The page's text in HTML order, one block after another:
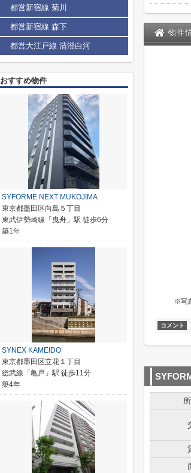
物件
※写
コメント
都営新宿線 菊川
都営新宿線 森下
都営大江戸線 清澄白河
おすすめ物件
SYFORME NEXT MUKOJIMA
東京都墨田区向島５丁目
東武伊勢崎線「曳舟」駅 徒歩6分
築1年
SYNEX KAMEIDO
東京都墨田区立花１丁目
総武線「亀戸」駅 徒歩11分
築4年